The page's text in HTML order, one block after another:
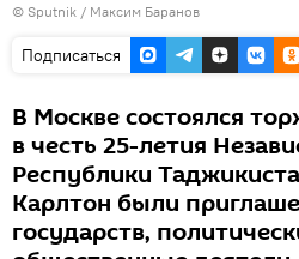
© Sputnik / Максим Баранов
Подписаться
В Москве состоялся
в честь 25-летия
Республики
Карлтон были
государств,